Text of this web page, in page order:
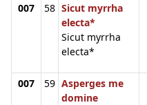
007 58 Sicut myrrha
electa*
Sicut myrrha
electa*
007 59 Asperges me
domine